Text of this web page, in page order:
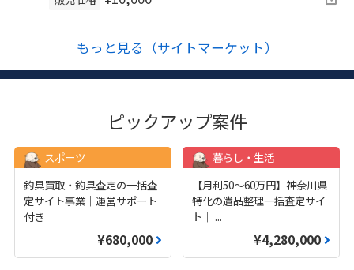
もっと見る（サイトマーケット）
ピックアップ案件
スポーツ
釣具買取・釣具査定の一括査
定サイト事業｜運営サポート
付き
¥680,000
暮らし・生活
【月利50〜60万円】神奈川県
特化の遺品整理一括査定サイ
ト｜ ...
¥4,280,000